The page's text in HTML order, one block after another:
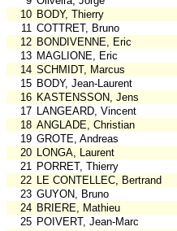
10 BODY, Thierry
11 COTTRET, Bruno
12 BONDIVENNE, Eric
13 MAGLIONE, Eric
14 SCHMIDT, Marcus
15 BODY, Jean-Laurent
16 KASTENSSON, Jens
17 LANGEARD, Vincent
18 ANGLADE, Christian
19 GROTE, Andreas
20 LONGA, Laurent
21 PORRET, Thierry
22 LE CONTELLEC, Bertrand
23 GUYON, Bruno
24 BRIERE, Mathieu
25 POIVERT, Jean-Marc